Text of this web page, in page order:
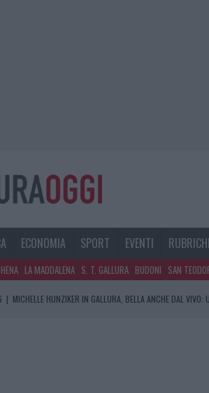
ECONOMIA SPORT EVENTI
LA MADDALENA S. T. GALLURA BUDONI SAN
| MICHELLE HUNZIKER IN GALLURA, BELLA ANCHE DAL VIVO: